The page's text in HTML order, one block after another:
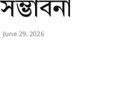
সম্ভাবনা
June 29, 2026